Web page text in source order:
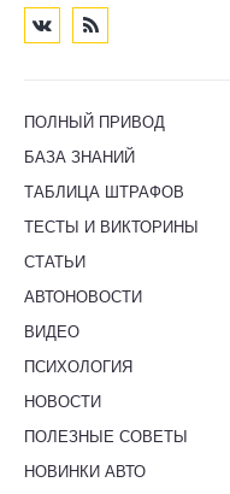
ПОЛНЫЙ ПРИВОД
БАЗА ЗНАНИЙ
ТАБЛИЦА ШТРАФОВ
ТЕСТЫ И ВИКТОРИНЫ
СТАТЬИ
АВТОНОВОСТИ
ВИДЕО
ПСИХОЛОГИЯ
НОВОСТИ
ПОЛЕЗНЫЕ СОВЕТЫ
НОВИНКИ АВТО